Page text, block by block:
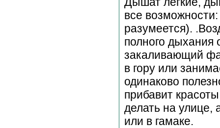
все
разумеется).
полного
закаливающий
в гору или
одинаково
прибавит
делать на улице,
или в гамаке.